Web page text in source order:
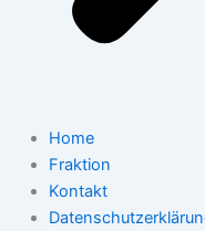
Home
Fraktion
Kontakt